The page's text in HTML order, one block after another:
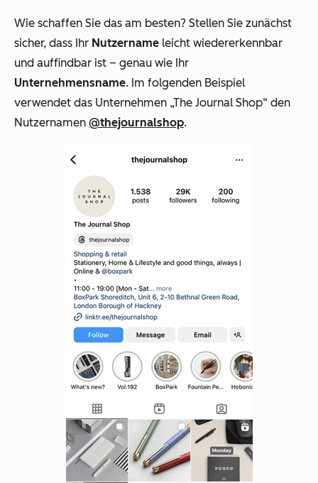
Wie schaffen Sie das am besten? Stellen Sie zunächst
sicher, dass Ihr Nutzername leicht wiedererkennbar
und auffindbar ist – genau wie Ihr
Unternehmensname. Im folgenden Beispiel
verwendet das Unternehmen „The Journal Shop“ den
Nutzernamen @thejournalshop.